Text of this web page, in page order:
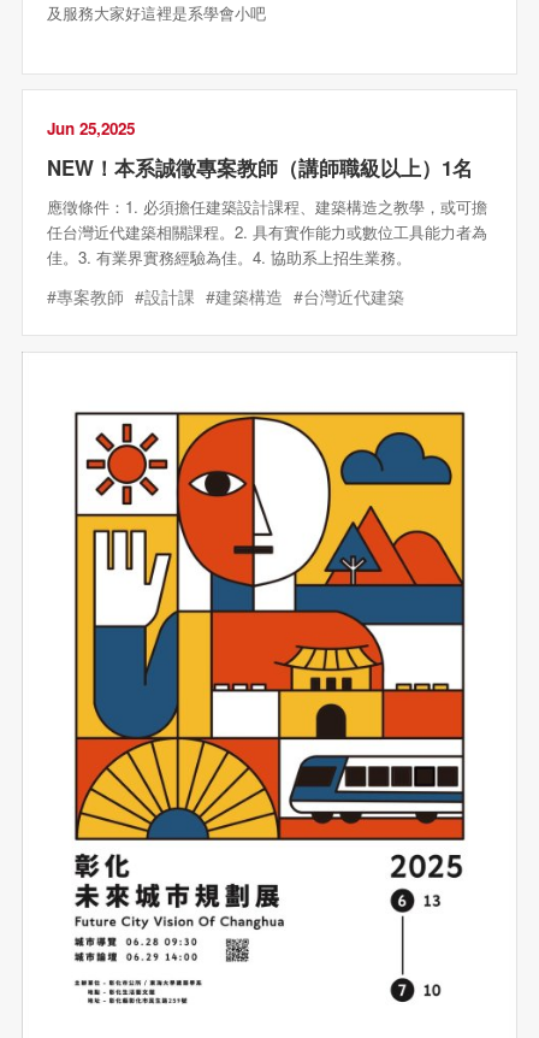
及服務大家好這裡是系學會小吧
Jun 25,2025
NEW！本系誠徵專案教師（講師職級以上）1名
應徵條件：1. 必須擔任建築設計課程、建築構造之教學，或可擔
任台灣近代建築相關課程。2. 具有實作能力或數位工具能力者為
佳。3. 有業界實務經驗為佳。4. 協助系上招生業務。
#專案教師 #設計課 #建築構造 #台灣近代建築